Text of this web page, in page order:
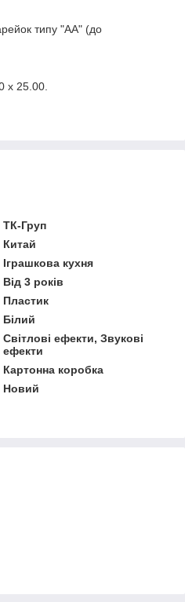
типу "АА" (до
x 25.00.
ТК-Груп
Китай
Іграшкова кухня
Від 3 років
Пластик
Білий
Світлові ефекти, Звукові
ефекти
Картонна коробка
Новий